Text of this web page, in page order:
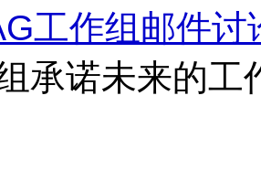
工作组邮件讨
承诺未来的工